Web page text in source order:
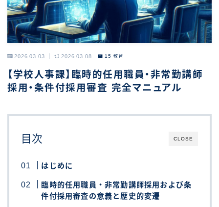
2026.03.03 2026.03.08 15 教育
【学校人事課】臨時的任用職員・非常勤講師
採用・条件付採用審査 完全マニュアル
CLOSE
目次
はじめに
臨時的任用職員・非常勤講師採用および条
件付採用審査の意義と歴史的変遷